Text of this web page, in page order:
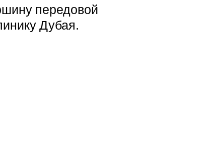
передовой
Дубая.